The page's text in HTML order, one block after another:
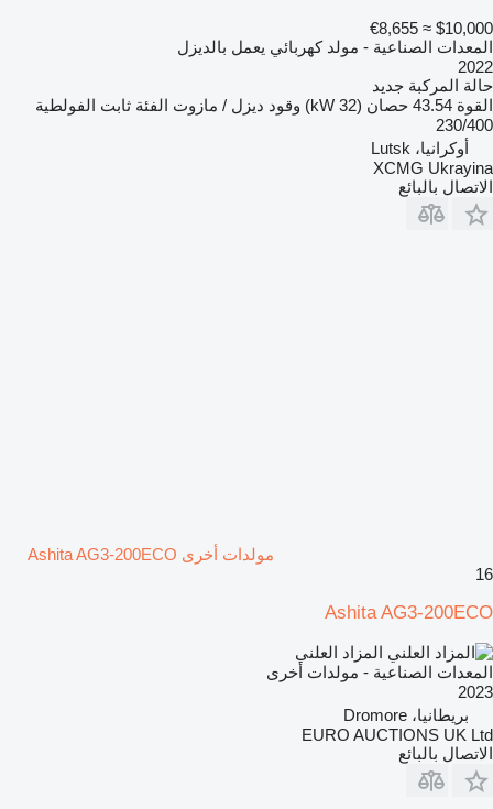
$10,000
≈ €8,655
المعدات الصناعية - مولد كهربائي يعمل بالديزل
2022
حالة المركبة جديد
القوة 43.54 حصان (32 kW) وقود ديزل / مازوت الفئة ثابت الفولطية
230/400
أوكرانيا، Lutsk
XCMG Ukrayina
الاتصال بالبائع
مولدات أخرى Ashita AG3-200ECO
16
Ashita AG3-200ECO
المزاد العلني
المعدات الصناعية - مولدات أخرى
2023
بريطانيا، Dromore
EURO AUCTIONS UK Ltd
الاتصال بالبائع